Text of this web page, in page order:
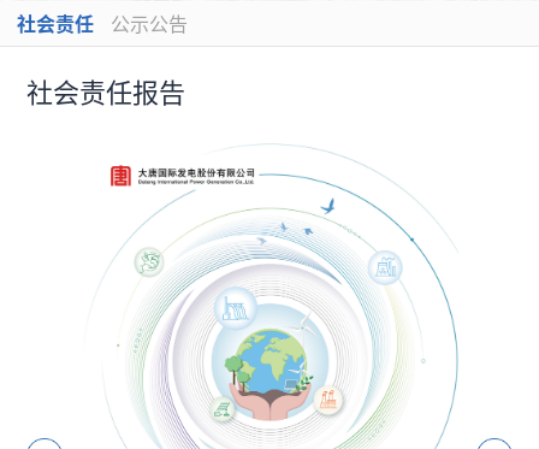
社会责任 公示公告
社会责任报告